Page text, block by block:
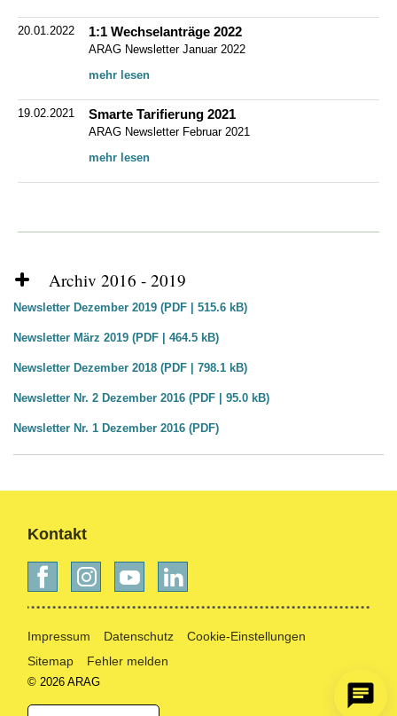
20.01.2022 1:1 Wechselanträge 2022
ARAG Newsletter Januar 2022
mehr lesen
19.02.2021 Smarte Tarifierung 2021
ARAG Newsletter Februar 2021
mehr lesen
Archiv 2016 - 2019
Newsletter Dezember 2019 (PDF | 515.6 kB)
Newsletter März 2019 (PDF | 464.5 kB)
Newsletter Dezember 2018 (PDF | 798.1 kB)
Newsletter Nr. 2 Dezember 2016 (PDF | 95.0 kB)
Newsletter Nr. 1 Dezember 2016 (PDF)
Kontakt
Impressum Datenschutz
Cookie-Einstellungen
Sitemap
Fehler melden
© 2026 ARAG